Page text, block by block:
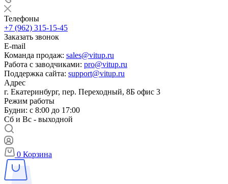
Телефоны
+7 (962) 315-15-45
Заказать звонок
E-mail
Команда продаж: sales@vitup.ru
Работа с заводчиками: pro@vitup.ru
Поддержка сайта: support@vitup.ru
Адрес
г. Екатеринбург, пер. Переходный, 8Б офис 3
Режим работы
Будни: с 8:00 до 17:00
Сб и Вс - выходной
0 Корзина